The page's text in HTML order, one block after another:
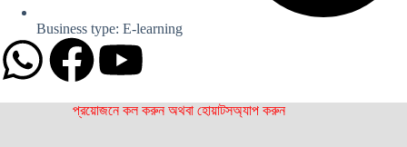
Business type: E-learning
প্রয়োজনে কল করুন অথবা হোয়াটসঅ্যাপ করুন